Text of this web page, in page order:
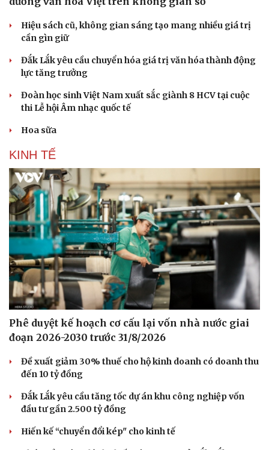
Văn hóa
Sân khấu - Điện ảnh
Âm nhạc
Giải trí
Hiệu sách cũ, không gian sáng tạo mang nhiều giá trị
cần gìn giữ
Đắk Lắk yêu cầu chuyển hóa giá trị văn hóa thành động
lực tăng trưởng
Đoàn học sinh Việt Nam xuất sắc giành 8 HCV tại cuộc
thi Lễ hội Âm nhạc quốc tế
Hoa sữa
KINH TẾ
Phê duyệt kế hoạch cơ cấu lại vốn nhà nước giai
đoạn 2026-2030 trước 31/8/2026
Đề xuất giảm 30% thuế cho hộ kinh doanh có doanh thu
đến 10 tỷ đồng
Đắk Lắk yêu cầu tăng tốc dự án khu công nghiệp vốn
đầu tư gần 2.500 tỷ đồng
Hiến kế “chuyển đổi kép" cho kinh tế